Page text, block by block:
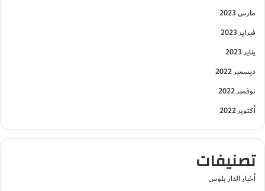
مارس 2023
فبراير 2023
يناير 2023
ديسمبر 2022
نوفمبر 2022
أكتوبر 2022
تصنيفات
أخبار الدار بلوس